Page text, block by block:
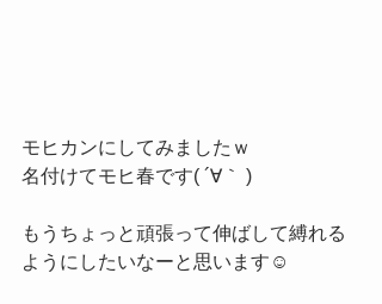
モヒカンにしてみましたｗ
名付けてモヒ春です( ´∀｀ )
もうちょっと頑張って伸ばして縛れる
ようにしたいなーと思います☺